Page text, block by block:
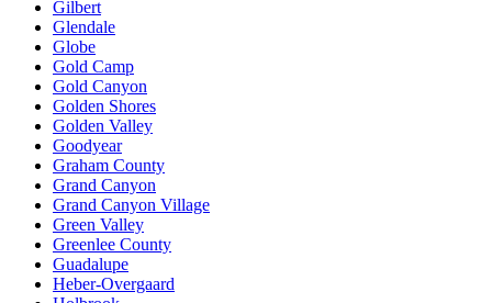
Gilbert
Glendale
Globe
Gold Camp
Gold Canyon
Golden Shores
Golden Valley
Goodyear
Graham County
Grand Canyon
Grand Canyon Village
Green Valley
Greenlee County
Guadalupe
Heber-Overgaard